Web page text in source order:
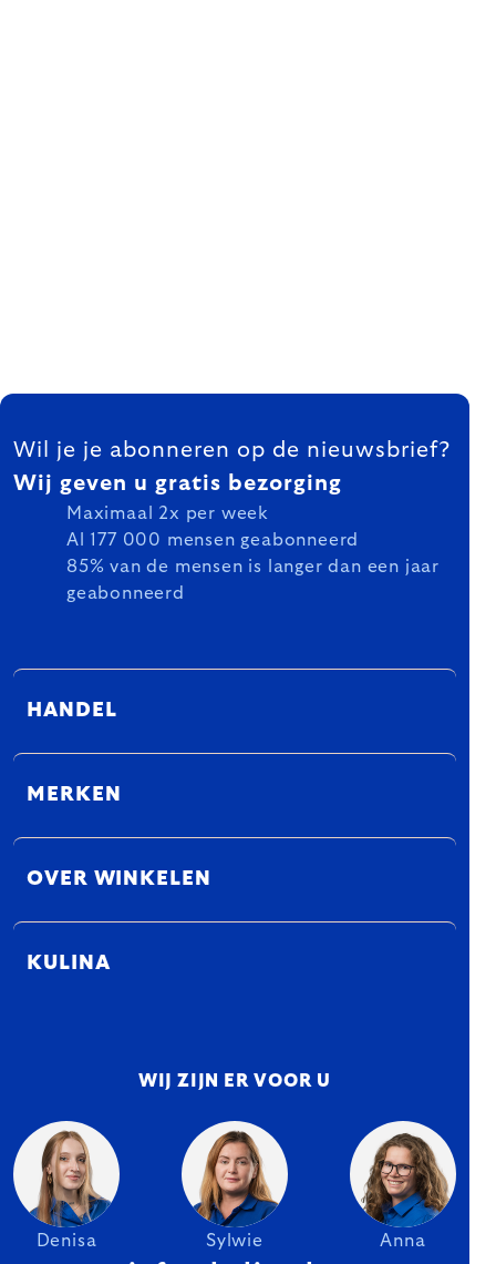
FOOTER
Wil je je abonneren op de nieuwsbrief?
Wij geven u gratis bezorging
Maximaal 2x per week
Al 177 000 mensen geabonneerd
85% van de mensen is langer dan een jaar
geabonneerd
HANDEL
MERKEN
OVER WINKELEN
KULINA
WIJ ZIJN ER VOOR U
Denisa Sylwie Anna